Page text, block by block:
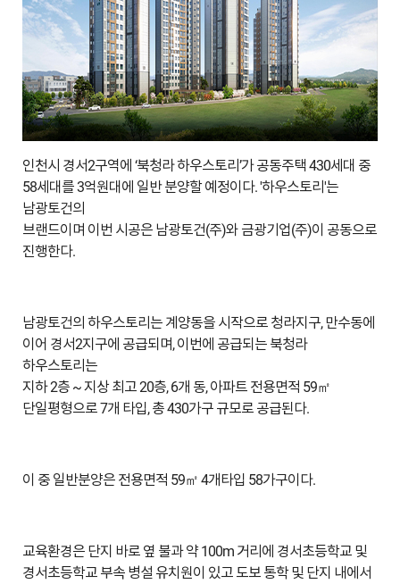
인천시 경서2구역에 ‘북청라 하우스토리’가 공동주택 430세대 중
58세대를 3억원대에 일반 분양할 예정이다. '하우스토리'는
남광토건의
브랜드이며 이번 시공은 남광토건(주)와 금광기업(주)이 공동으로
진행한다.
남광토건의 하우스토리는 계양동을 시작으로 청라지구, 만수동에
이어 경서2지구에 공급되며, 이번에 공급되는 북청라
하우스토리는
지하 2층 ~ 지상 최고 20층, 6개 동, 아파트 전용면적 59㎡
단일평형으로 7개 타입, 총 430가구 규모로 공급된다.
이 중 일반분양은 전용면적 59㎡ 4개타입 58가구이다.
교육환경은 단지 바로 옆 불과 약 100m 거리에 경서초등학교 및
경서초등학교 부속 병설 유치원이 있고 도보 통학 및 단지 내에서